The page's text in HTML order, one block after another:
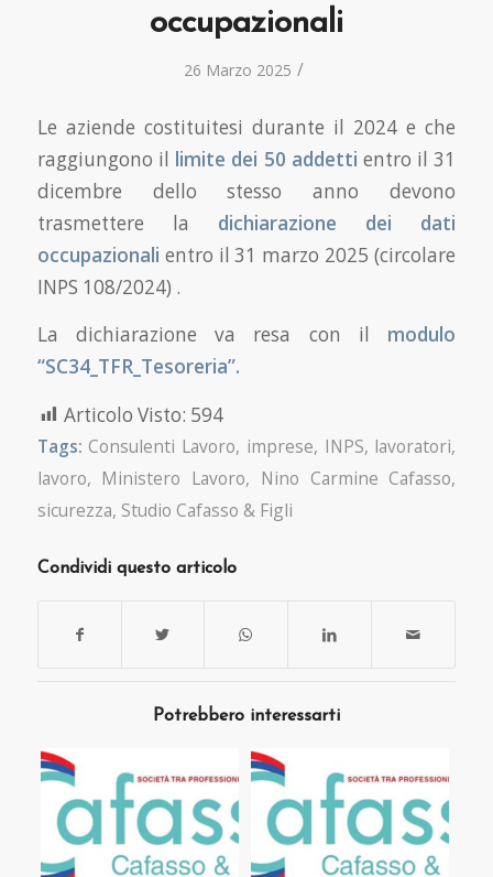
occupazionali
26 Marzo 2025 /
Le aziende costituitesi durante il 2024 e che
raggiungono il limite dei 50 addetti entro il 31
dicembre dello stesso anno devono
trasmettere la dichiarazione dei dati
occupazionali entro il 31 marzo 2025 (circolare
INPS 108/2024) .
La dichiarazione va resa con il modulo
“SC34_TFR_Tesoreria”.
Articolo Visto: 594
Tags: Consulenti Lavoro, imprese, INPS, lavoratori,
lavoro, Ministero Lavoro, Nino Carmine Cafasso,
sicurezza, Studio Cafasso & Figli
Condividi questo articolo
Potrebbero interessarti